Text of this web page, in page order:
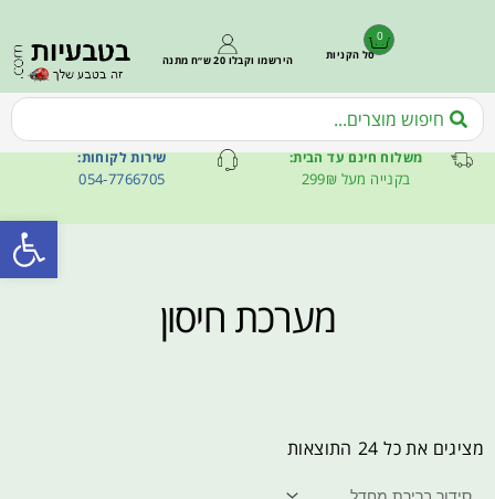
0
סל הקניות הירשמו וקבלו 20 ש״ח מתנה
משלוח חינם עד הבית:
בקנייה מעל 299₪
שירות לקוחות:
054-7766705
מערכת חיסון
מציגים את כל ⁦24⁩ התוצאות
פתח